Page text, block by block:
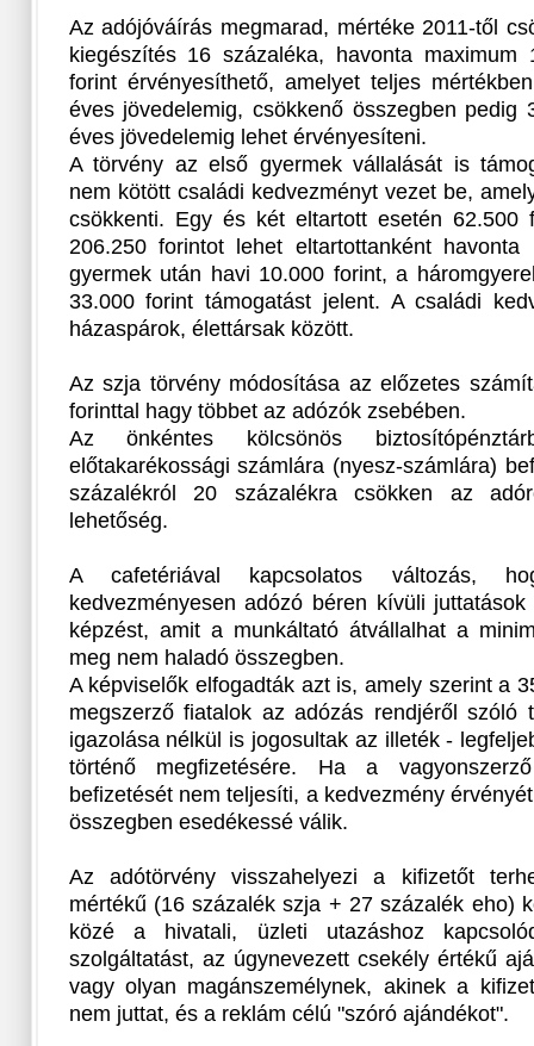
Az adójóváírás megmarad, mértéke 2011-től
kiegészítés 16 százaléka, havonta maximum
forint érvényesíthető, amelyet teljes
éves jövedelemig, csökkenő összegben pedig
éves jövedelemig lehet érvényesíteni.
A törvény az első gyermek vállalását is
nem kötött családi kedvezményt vezet be,
csökkenti. Egy és két eltartott esetén 62.500
206.250 forintot lehet eltartottanként
gyermek után havi 10.000 forint, a
33.000 forint támogatást jelent. A családi
házaspárok, élettársak között.
Az szja törvény módosítása az előzetes
forinttal hagy többet az adózók zsebében.
Az önkéntes kölcsönös
előtakarékossági számlára (nyesz-számlára)
százalékról 20 százalékra csökken az
lehetőség.
A cafetériával kapcsolatos változás,
kedvezményesen adózó béren kívüli
képzést, amit a munkáltató átvállalhat a
meg nem haladó összegben.
A képviselők elfogadták azt is, amely szerint a
megszerző fiatalok az adózás rendjéről szóló
igazolása nélkül is jogosultak az illeték -
történő megfizetésére. Ha a
befizetését nem teljesíti, a kedvezmény
összegben esedékessé válik.
Az adótörvény visszahelyezi a kifizetőt
mértékű (16 százalék szja + 27 százalék eho)
közé a hivatali, üzleti utazáshoz
szolgáltatást, az úgynevezett csekély értékű
vagy olyan magánszemélynek, akinek a
nem juttat, és a reklám célú "szóró ajándékot".